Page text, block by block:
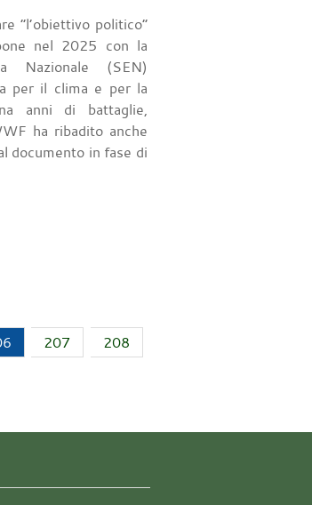
“l’obiettivo politico”
nel 2025 con la
Nazionale (SEN)
per il clima e per la
anni di battaglie,
ha ribadito anche
documento in fase di
207
208